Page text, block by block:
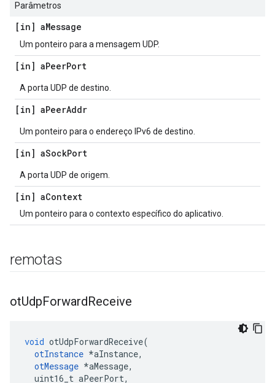
Parâmetros
[in] aMessage
Um ponteiro para a mensagem UDP.
[in] aPeerPort
A porta UDP de destino.
[in] aPeerAddr
Um ponteiro para o endereço IPv6 de destino.
[in] aSockPort
A porta UDP de origem.
[in] aContext
Um ponteiro para o contexto específico do aplicativo.
remotas
otUdpForwardReceive
void otUdpForwardReceive(
otInstance *aInstance,
otMessage *aMessage,
uint16_t aPeerPort,